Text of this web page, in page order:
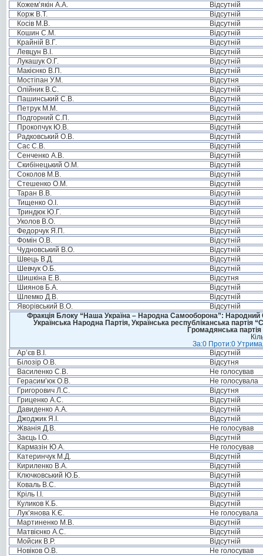
Кожем’якін А.А.
Відсутній
Корж В.Т.
Відсутній
Косів М.В.
Відсутній
Кошин С.М.
Відсутній
Крайній В.Г.
Відсутній
Левцун В.І.
Відсутній
Лукашук О.Г.
Відсутній
Макієнко В.П.
Відсутній
Мостіпан У.М.
Відсутня
Олійник В.С.
Відсутній
Пашинський С.В.
Відсутній
Петрук М.М.
Відсутній
Подгорний С.П.
Відсутній
Прокопчук Ю.В.
Відсутній
Радковський О.В.
Відсутній
Сас С.В.
Відсутній
Сенченко А.В.
Відсутній
Скибінецький О.М.
Відсутній
Соколов М.В.
Відсутній
Стешенко О.М.
Відсутній
Таран В.В.
Відсутній
Тищенко О.І.
Відсутній
Триндюк Ю.Г.
Відсутній
Уколов В.О.
Відсутній
Федорчук Я.П.
Відсутній
Фомін О.В.
Відсутній
Чудновський В.О.
Відсутній
Швець В.Д.
Відсутній
Шевчук О.Б.
Відсутній
Шишкіна Е.В.
Відсутня
Шиянов Б.А.
Відсутній
Шлемко Д.В.
Відсутній
Яворівський В.О.
Відсутній
Фракція Блоку “Наша Україна – Народна Самооборона”: Народний
Українська Народна Партія, Українська республіканська
Громадянська
За:0 Проти:0
Ар’єв В.І.
Відсутній
Білозір О.В.
Відсутня
Василенко С.В.
Не голосував
Герасим’юк О.В.
Не голосувала
Григорович Л.С.
Відсутня
Гриценко А.С.
Відсутній
Давиденко А.А.
Відсутній
Джоджик Я.І.
Відсутній
Жванія Д.В.
Не голосував
Заєць І.О.
Відсутній
Кармазін Ю.А.
Не голосував
Катеринчук М.Д.
Відсутній
Кириленко В.А.
Відсутній
Ключковський Ю.Б.
Відсутній
Коваль В.С.
Відсутній
Кріль І.І.
Відсутній
Куликов К.Б.
Відсутній
Лук’янова К.Є.
Не голосувала
Мартиненко М.В.
Відсутній
Матвієнко А.С.
Відсутній
Мойсик В.Р.
Відсутній
Новіков О.В.
Не голосував